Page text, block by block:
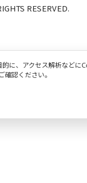
RESERVED.
に、アクセス解析などに
確認ください。